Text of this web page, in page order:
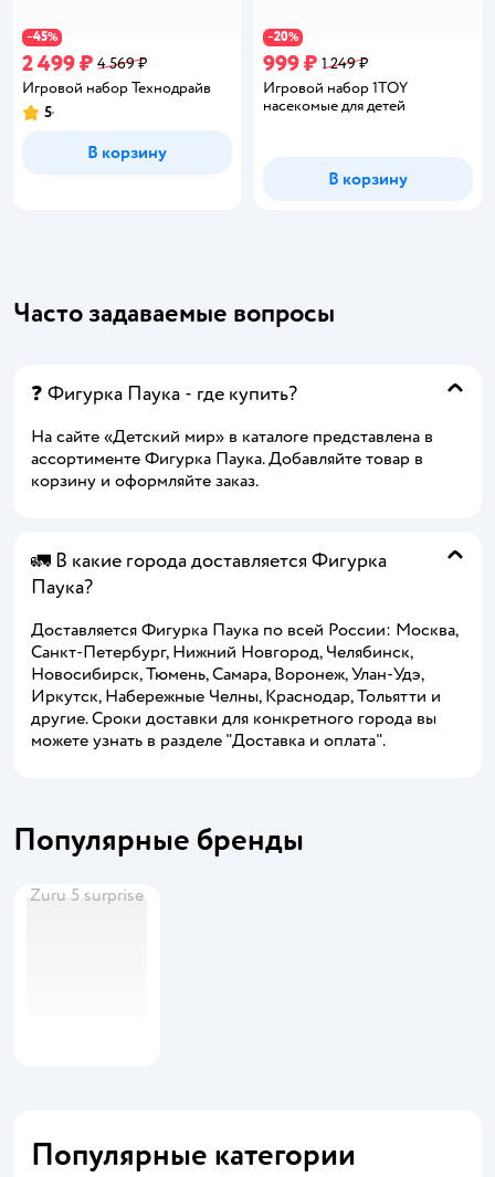
−45%
2 499 ₽ 4 569 ₽
Игровой набор Технодрайв
Рейтинг:
5
В корзину
−20%
999 ₽ 1 249 ₽
Игровой набор 1TOY
насекомые для детей
В корзину
Часто задаваемые вопросы
❓ Фигурка Паука - где купить?
На сайте «Детский мир» в каталоге представлена в
ассортименте Фигурка Паука. Добавляйте товар в
корзину и оформляйте заказ.
🚛 В какие города доставляется Фигурка
Паука?
Доставляется Фигурка Паука по всей России: Москва,
Санкт-Петербург, Нижний Новгород, Челябинск,
Новосибирск, Тюмень, Самара, Воронеж, Улан-Удэ,
Иркутск, Набережные Челны, Краснодар, Тольятти и
другие. Сроки доставки для конкретного города вы
можете узнать в разделе "Доставка и оплата".
Популярные бренды
Zuru 5 surprise
Популярные категории